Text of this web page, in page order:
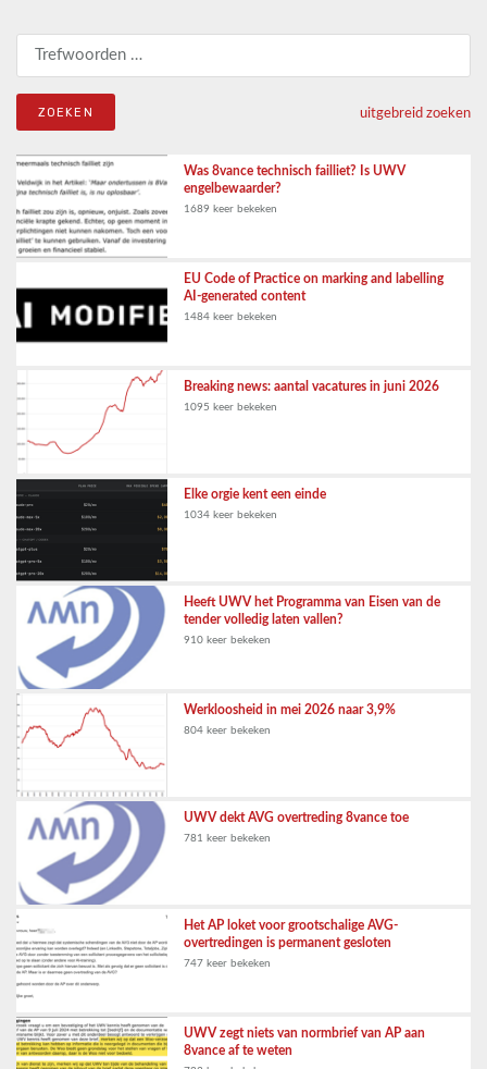
Zoeken naar:
uitgebreid zoeken
Was 8vance technisch failliet? Is UWV
engelbewaarder?
1689 keer bekeken
EU Code of Practice on marking and labelling
AI-generated content
1484 keer bekeken
Breaking news: aantal vacatures in juni 2026
1095 keer bekeken
Elke orgie kent een einde
1034 keer bekeken
Heeft UWV het Programma van Eisen van de
tender volledig laten vallen?
910 keer bekeken
Werkloosheid in mei 2026 naar 3,9%
804 keer bekeken
UWV dekt AVG overtreding 8vance toe
781 keer bekeken
Het AP loket voor grootschalige AVG-
overtredingen is permanent gesloten
747 keer bekeken
UWV zegt niets van normbrief van AP aan
8vance af te weten